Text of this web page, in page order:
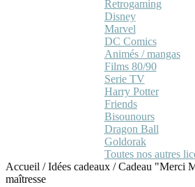
Retrogaming
Disney
Marvel
DC Comics
Animés / mangas
Films 80/90
Serie TV
Harry Potter
Friends
Bisounours
Dragon Ball
Goldorak
Toutes nos autres
Accueil /Idées cadeaux /Cadeau "Merci
maîtresse